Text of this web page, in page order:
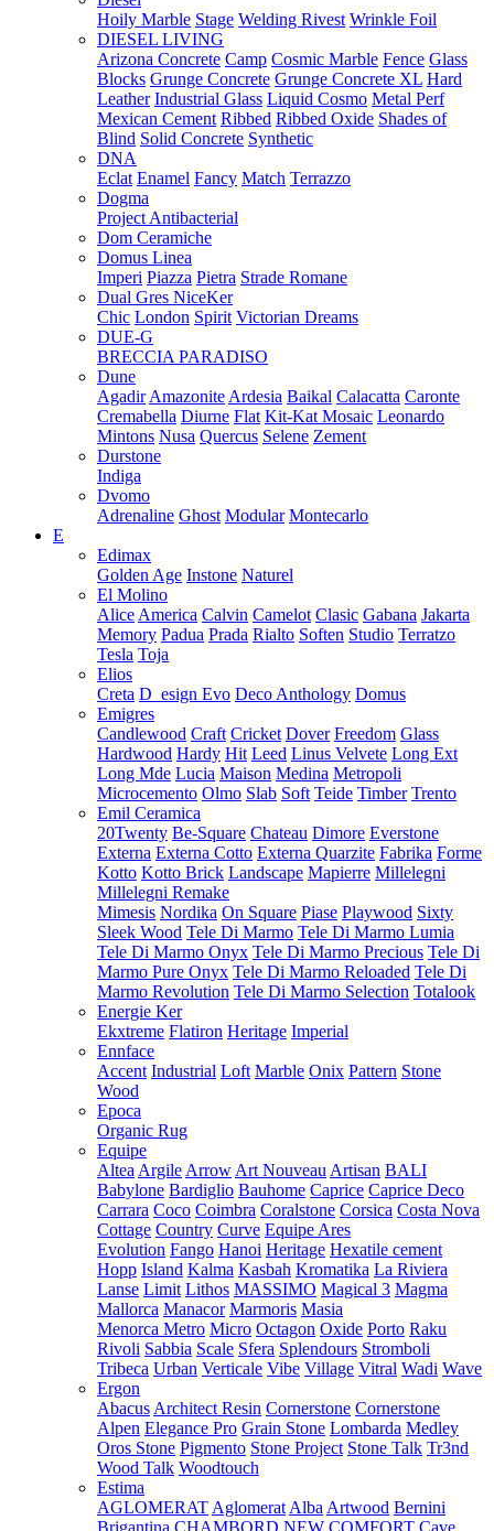
Hoily Marble Stage Welding Rivest Wrinkle Foil
DIESEL LIVING
Arizona Concrete Camp Cosmic Marble Fence Glass
Blocks Grunge Concrete Grunge Concrete XL Hard
Leather Industrial Glass Liquid Cosmo Metal Perf
Mexican Cement Ribbed Ribbed Oxide Shades of
Blind Solid Concrete Synthetic
DNA
Eclat Enamel Fancy Match Terrazzo
Dogma
Project Antibacterial
Dom Ceramiche
Domus Linea
Imperi Piazza Pietra Strade Romane
Dual Gres NiceKer
Chic London Spirit Victorian Dreams
DUE-G
BRECCIA PARADISO
Dune
Agadir Amazonite Ardesia Baikal Calacatta Caronte
Cremabella Diurne Flat Kit-Kat Mosaic Leonardo
Mintons Nusa Quercus Selene Zement
Durstone
Indiga
Dvomo
Adrenaline Ghost Modular Montecarlo
E
Edimax
Golden Age Instone Naturel
El Molino
Alice America Calvin Camelot Clasic Gabana Jakarta
Memory Padua Prada Rialto Soften Studio Terratzo
Tesla Toja
Elios
Creta D_esign Evo Deco Anthology Domus
Emigres
Candlewood Craft Cricket Dover Freedom Glass
Hardwood Hardy Hit Leed Linus Velvete Long Ext
Long Mde Lucia Maison Medina Metropoli
Microcemento Olmo Slab Soft Teide Timber Trento
Emil Ceramica
20Twenty Be-Square Chateau Dimore Everstone
Externa Externa Cotto Externa Quarzite Fabrika Forme
Kotto Kotto Brick Landscape Mapierre Millelegni
Millelegni Remake
Mimesis Nordika On Square Piase Playwood Sixty
Sleek Wood Tele Di Marmo Tele Di Marmo Lumia
Tele Di Marmo Onyx Tele Di Marmo Precious Tele Di
Marmo Pure Onyx Tele Di Marmo Reloaded Tele Di
Marmo Revolution Tele Di Marmo Selection Totalook
Energie Ker
Ekxtreme Flatiron Heritage Imperial
Ennface
Accent Industrial Loft Marble Onix Pattern Stone
Wood
Epoca
Organic Rug
Equipe
Altea Argile Arrow Art Nouveau Artisan BALI
Babylone Bardiglio Bauhome Caprice Caprice Deco
Carrara Coco Coimbra Coralstone Corsica Costa Nova
Cottage Country Curve Equipe Ares
Evolution Fango Hanoi Heritage Hexatile cement
Hopp Island Kalma Kasbah Kromatika La Riviera
Lanse Limit Lithos MASSIMO Magical 3 Magma
Mallorca Manacor Marmoris Masia
Menorca Metro Micro Octagon Oxide Porto Raku
Rivoli Sabbia Scale Sfera Splendours Stromboli
Tribeca Urban Verticale Vibe Village Vitral Wadi Wave
Ergon
Abacus Architect Resin Cornerstone Cornerstone
Alpen Elegance Pro Grain Stone Lombarda Medley
Oros Stone Pigmento Stone Project Stone Talk Tr3nd
Wood Talk Woodtouch
Estima
AGLOMERAT Aglomerat Alba Artwood Bernini